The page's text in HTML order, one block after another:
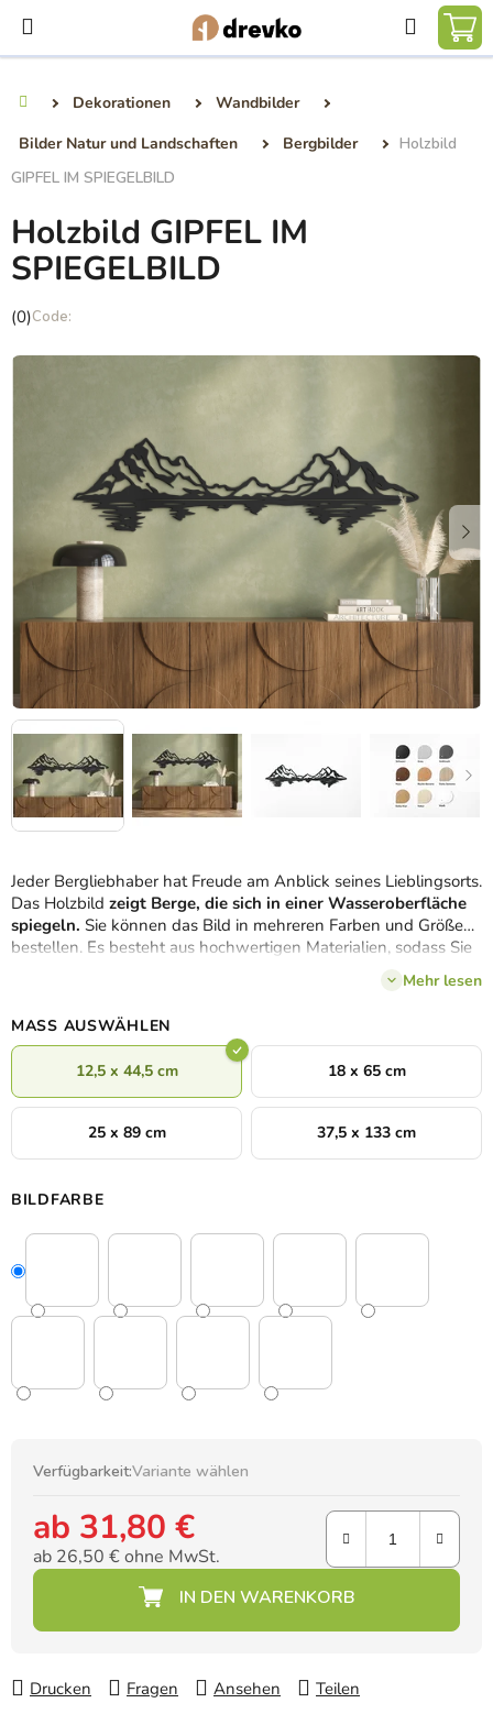
Inhalt
springen
Suchen
Dekorationen
Wandbilder
Bilder Natur und Landschaften
Bergbilder
Holzbild
GIPFEL IM SPIEGELBILD
Jeder Bergliebhaber hat Freude am Anblick seines Lieblingsorts.
Das Holzbild zeigt Berge, die sich in einer Wasseroberfläche
spiegeln. Sie können das Bild in mehreren Farben und Größen
bestellen. Es besteht aus hochwertigen Materialien, sodass Sie
Mehr lesen
MASS AUSWÄHLEN
12,5 x 44,5 cm 18 x 65 cm
25 x 89 cm 37,5 x 133 cm
BILDFARBE
Verfügbarkeit:Variante wählen
ab 31,80 €
ab 26,50 €ohne MwSt.
Drucken Fragen Ansehen Teilen
Holzbild GIPFEL IM
SPIEGELBILD
Die
Produktbewertung
(0)